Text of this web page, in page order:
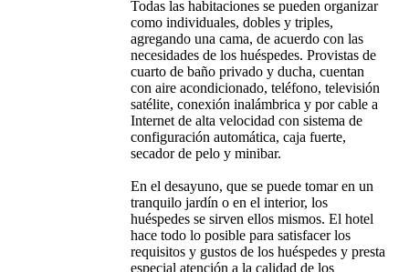
Todas las habitaciones se pueden organizar
como individuales, dobles y triples,
agregando una cama, de acuerdo con las
necesidades de los huéspedes. Provistas de
cuarto de baño privado y ducha, cuentan
con aire acondicionado, teléfono, televisión
satélite, conexión inalámbrica y por cable a
Internet de alta velocidad con sistema de
configuración automática, caja fuerte,
secador de pelo y minibar.
En el desayuno, que se puede tomar en un
tranquilo jardín o en el interior, los
huéspedes se sirven ellos mismos. El hotel
hace todo lo posible para satisfacer los
requisitos y gustos de los huéspedes y presta
especial atención a la calidad de los